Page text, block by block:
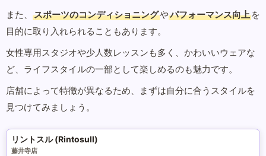
また、
スポーツのコンディショニングやパフォーマンス向上 を
目的に取り入れられることもあります。
女性専用スタジオや少人数レッスンも多く、かわいいウェアな
ど、ライフスタイルの一部として楽しめるのも魅力です。
店舗によって特徴が異なるため、まずは自分に合うスタイルを
見つけてみましょう。
リントスル (Rintosull)
藤井寺店